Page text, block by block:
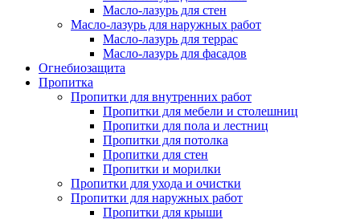
Масло-лазурь для стен
Масло-лазурь для наружных работ
Масло-лазурь для террас
Масло-лазурь для фасадов
Огнебиозащита
Пропитка
Пропитки для внутренних работ
Пропитки для мебели и столешниц
Пропитки для пола и лестниц
Пропитки для потолка
Пропитки для стен
Пропитки и морилки
Пропитки для ухода и очистки
Пропитки для наружных работ
Пропитки для крыши